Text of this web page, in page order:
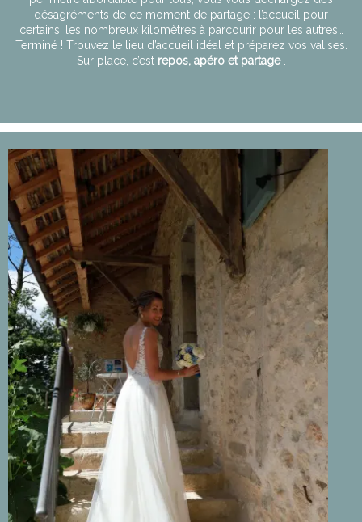
désagréments de ce moment de partage : l’accueil pour
certains, les nombreux kilomètres à parcourir pour les autres…
Terminé ! Trouvez le lieu d’accueil idéal et préparez vos valises.
Sur place, c’est repos, apéro et partage.